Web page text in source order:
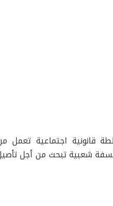
قانونية اجتماعية تعمل
شعبية تبحث من أجل